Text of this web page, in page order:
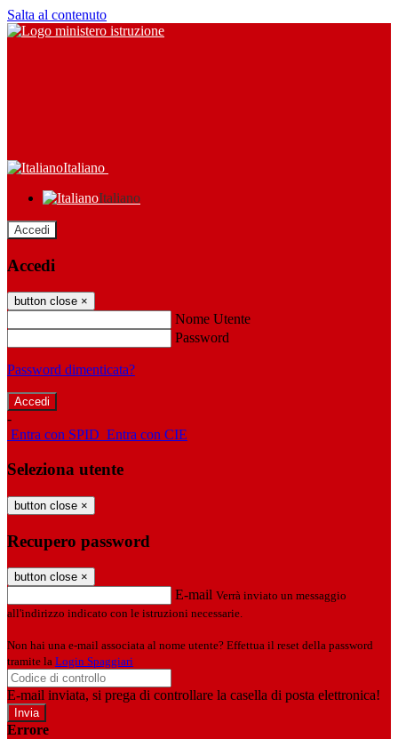
Salta al contenuto
Italiano
Italiano
Accedi
Accedi
button close ×
Nome Utente
Password
Password dimenticata?
-
Entra con SPID Entra con CIE
Seleziona utente
button close ×
Recupero password
button close ×
E-mail Verrà inviato un messaggio
all'indirizzo indicato con le istruzioni necessarie.
Non hai una e-mail associata al nome utente? Effettua il reset della password
tramite la Login Spaggiari
E-mail inviata, si prega di controllare la casella di posta elettronica!
Errore